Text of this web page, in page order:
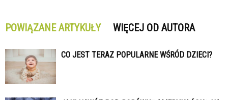
POWIĄZANE ARTYKUŁY WIĘCEJ OD AUTORA
CO JEST TERAZ POPULARNE WŚRÓD DZIECI?